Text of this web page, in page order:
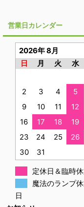
営業日カレンダー
2026年 8月
日
月 火 水
2
3 4 5
9
10 11 12
16
17 18 19
23
24 25 26
30
31
定休日＆臨時
魔法のランプ
日